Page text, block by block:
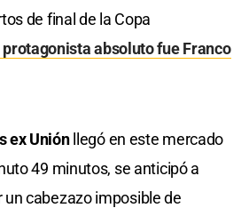
de final de la Copa
absoluto fue Franco
ex Uniónllegó en este mercado
49 minutos, se anticipó a
cabezazo imposible de